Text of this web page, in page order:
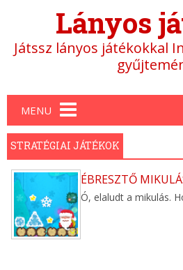
Lányos
Játssz lányos játékokkal
Main menu
MENU
STRATÉGIAI JÁTÉKOK
ÉBRESZTŐ
Ó, elaludt a mikulás.